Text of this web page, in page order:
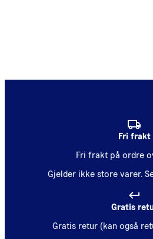
Fri frakt
Fri frakt på ordre
Gjelder ikke store varer.
Gratis
Gratis retur (kan også